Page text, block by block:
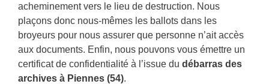
acheminement vers le lieu de destruction. Nous
plaçons donc nous-mêmes les ballots dans les
broyeurs pour nous assurer que personne n’ait accès
aux documents. Enfin, nous pouvons vous émettre un
certificat de confidentialité à l’issue du débarras des
archives à Piennes (54).